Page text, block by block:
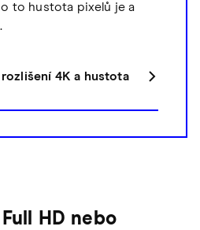
to hustota pixelů je a
rozlišení 4K a hustota
HD nebo